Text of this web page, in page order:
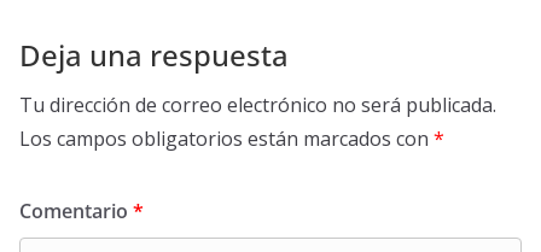
Deja una respuesta
Tu dirección de correo electrónico no será publicada.
Los campos obligatorios están marcados con *
Comentario *